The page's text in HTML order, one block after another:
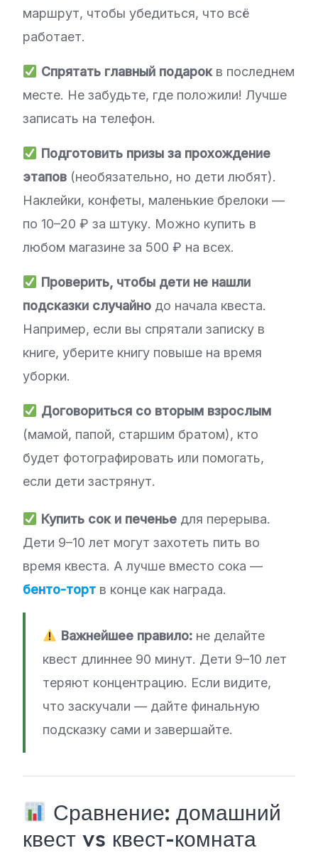
маршрут, чтобы убедиться, что всё
работает.
Спрятать главный подарокв последнем
месте. Не забудьте, где положили! Лучше
записать на телефон.
Подготовить призы за прохождение
этапов (необязательно, но дети любят).
Наклейки, конфеты, маленькие брелоки —
по 10–20 ₽ за штуку. Можно купить в
любом магазине за 500 ₽ на всех.
Проверить, чтобы дети не нашли
подсказки случайно до начала квеста.
Например, если вы спрятали записку в
книге, уберите книгу повыше на время
уборки.
Договориться со вторым взрослым
(мамой, папой, старшим братом), кто
будет фотографировать или помогать,
если дети застрянут.
Купить сок и печеньедля перерыва.
Дети 9–10 лет могут захотеть пить во
время квеста. А лучше вместо сока —
бенто-торт в конце как награда.
Важнейшее правило:не делайте
квест длиннее 90 минут. Дети 9–10 лет
теряют концентрацию. Если видите,
что заскучали — дайте финальную
подсказку сами и завершайте.
Сравнение: домашний
квест vs квест-комната